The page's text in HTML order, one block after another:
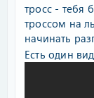
тросс - тебя
троссом на
начинать
Есть один